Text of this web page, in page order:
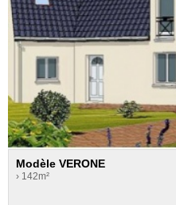
Modèle VERONE
› 142m²